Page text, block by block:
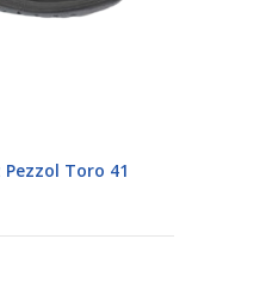
Toro 41